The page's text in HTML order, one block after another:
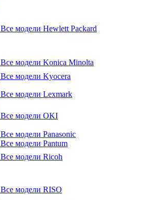
Все модели Hewlett Packard
Все модели Konica Minolta
Все модели Kyocera
Все модели Lexmark
Все модели OKI
Все модели Panasonic
Все модели Pantum
Все модели Ricoh
Все модели RISO